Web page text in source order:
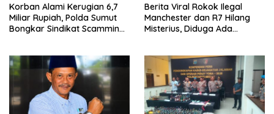
Korban Alami Kerugian 6,7
Miliar Rupiah, Polda Sumut
Bongkar Sindikat Scamming
Berita Viral Rokok Ilegal
Manchester dan R7 Hilang
Misterius, Diduga Ada